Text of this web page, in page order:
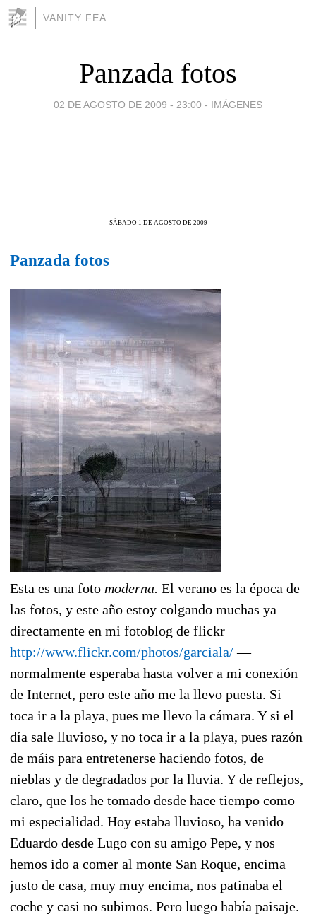
VANITY FEA
Panzada fotos
02 DE AGOSTO DE 2009 - 23:00 - IMÁGENES
SÁBADO 1 DE AGOSTO DE 2009
Panzada fotos
Esta es una foto moderna. El verano es la época de
las fotos, y este año estoy colgando muchas ya
directamente en mi fotoblog de flickr
http://www.flickr.com/photos/garciala/—
normalmente esperaba hasta volver a mi conexión
de Internet, pero este año me la llevo puesta. Si
toca ir a la playa, pues me llevo la cámara. Y si el
día sale lluvioso, y no toca ir a la playa, pues razón
de máis para entretenerse haciendo fotos, de
nieblas y de degradados por la lluvia. Y de reflejos,
claro, que los he tomado desde hace tiempo como
mi especialidad. Hoy estaba lluvioso, ha venido
Eduardo desde Lugo con su amigo Pepe, y nos
hemos ido a comer al monte San Roque, encima
justo de casa, muy muy encima, nos patinaba el
coche y casi no subimos. Pero luego había paisaje.